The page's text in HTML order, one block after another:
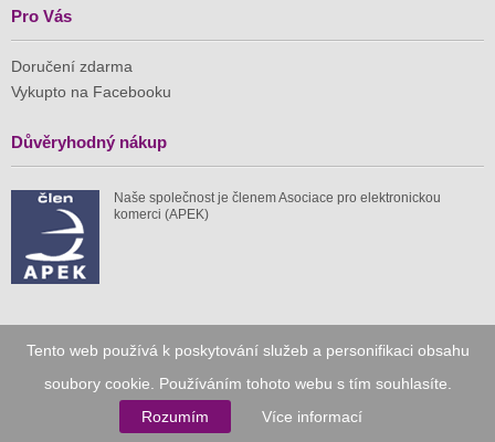
Tento web používá k poskytování služeb a personifikaci obsahu
soubory cookie. Používáním tohoto webu s tím souhlasíte.
Rozumím
Více informací
Pro Vás
Doručení zdarma
Vykupto na Facebooku
Důvěryhodný nákup
Naše společnost je členem Asociace pro elektronickou
komerci (APEK)
59 tis. 1 511 mil.
ušetřeno nákupy